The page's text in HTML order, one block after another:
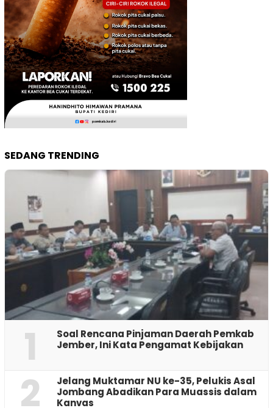
SEDANG TRENDING
1
‎Soal Rencana Pinjaman Daerah Pemkab
Jember, Ini Kata Pengamat Kebijakan ‎
2
Jelang Muktamar NU ke-35, Pelukis Asal
Jombang Abadikan Para Muassis dalam
Kanvas